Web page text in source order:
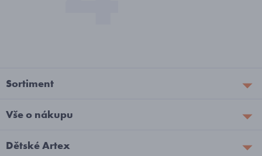
Sortiment
Vše o nákupu
Dětské Artex